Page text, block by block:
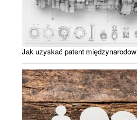
Jak uzyskać patent